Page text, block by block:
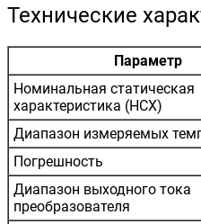
Технические
Параметр
Номинальная статическая
характеристика (НСХ)
Диапазон измеряемых
Погрешность
Диапазон выходного тока
преобразователя